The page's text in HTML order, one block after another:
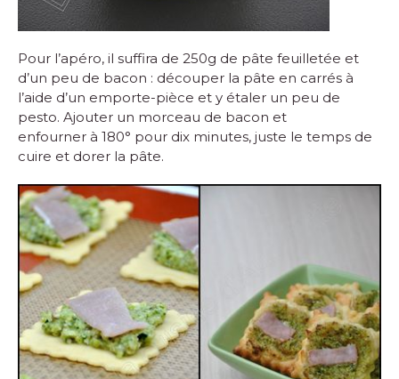
Pour l’apéro, il suffira de 250g de pâte feuilletée et
d’un peu de bacon : découper la pâte en carrés à
l’aide d’un emporte-pièce et y étaler un peu de
pesto. Ajouter un morceau de bacon et
enfourner à 180° pour dix minutes, juste le temps de
cuire et dorer la pâte.